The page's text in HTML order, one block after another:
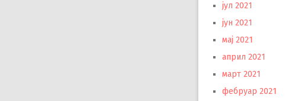
јул 2021
јун 2021
мај 2021
април 2021
март 2021
фебруар 2021